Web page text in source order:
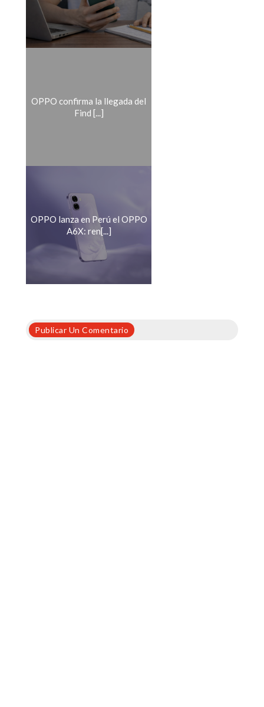
OPPO confirma la llegada del
Find [...]
OPPO lanza en Perú el OPPO
A6X: ren[...]
Publicar Un Comentario